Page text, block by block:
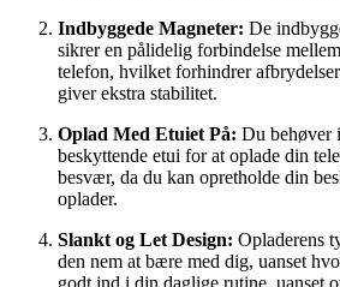
Indbyggede Magneter: De
sikrer en pålidelig forbindelse
telefon, hvilket forhindrer
giver ekstra stabilitet.
Oplad Med Etuiet På: Du behøver
beskyttende etui for at oplade din
besvær, da du kan opretholde din
oplader.
Slankt og Let Design: Opladerens
den nem at bære med dig, uanset